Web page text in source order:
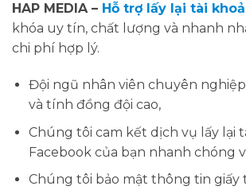
HAP MEDIA – Hỗ trợ lấy lại tài
khóa uy tín, chất lượng và nhanh
chi phí hợp lý.
Đội ngũ nhân viên chuyên
và tính đồng đội cao,
Chúng tôi cam kết dịch vụ lấy lại
Facebook của bạn nhanh chóng
Chúng tôi bảo mật thông tin giấy